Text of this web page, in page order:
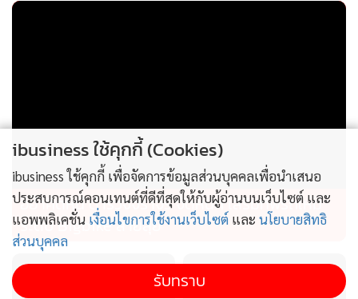
ทั้งนี้ หากเปรียบเทียบกับการดำเนินมาตรการของไทย ถือว่า
รัฐมนตรีว่าการกระทรวงเกษตรและสหกรณ์ จากนั้น กรมประมง
และสำนักงานมาตรฐานสินค้าเกษตรและอาหารแห่งชาติ
(มกอช.) มีกำหนดประชุมหารือเป็นการเร่งด่วน เพื่อเร่งคลี่คลาย
ประเด็นดังกล่าว และกระทรวงพาณิชย์ พร้อมยกระดับหยิบยก
ขึ้นหารือในเวทีที่เกี่ยวข้องในระดับ WTO และอาเซียน รวมทั้ง
สำนักงานส่งเสริมการค้าในต่างประเทศ (สคต.) ณ กัวลาร์ลัมเปอร์
จะติดตามความคืบหน้าอย่างใกล้ชิดด้วย
อย่าคิดหนี ตำรวจจราจร จัดหนัก เสริมทัพรถใหม่
ระดับ Bigbike สายลุย
ibusiness ใช้คุกกี้ (Cookies)
ibusiness ใช้คุกกี้ เพื่อจัดการข้อมูลส่วนบุคคลเพื่อนำเสนอ
ประสบการณ์คอนเทนต์ที่ดีที่สุดให้กับผู้อ่านบนเว็บไซต์ และ
แอพพลิเคชั่น เงื่อนไขการใช้งานเว็บไซต์ และ นโยบายสิทธิ
ส่วนบุคคล
รับทราบ